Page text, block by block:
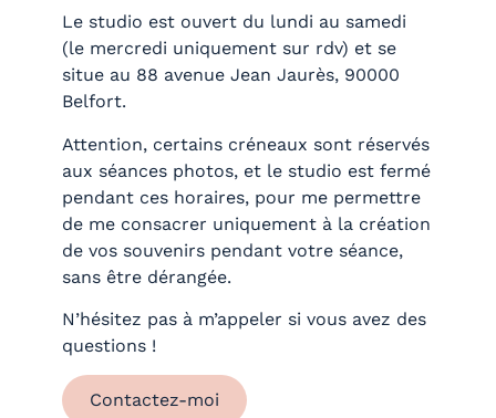
Le studio est ouvert du lundi au samedi
(le mercredi uniquement sur rdv) et se
situe au 88 avenue Jean Jaurès, 90000
Belfort.
Attention, certains créneaux sont réservés
aux séances photos, et le studio est fermé
pendant ces horaires, pour me permettre
de me consacrer uniquement à la création
de vos souvenirs pendant votre séance,
sans être dérangée.
N’hésitez pas à m’appeler si vous avez des
questions !
Contactez-moi